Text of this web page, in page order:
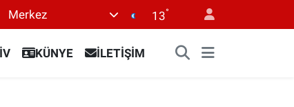
Merkez 13°
KÜNYE İLETİŞİM